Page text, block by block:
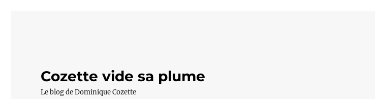
Cozette vide sa plume
Le blog de Dominique Cozette